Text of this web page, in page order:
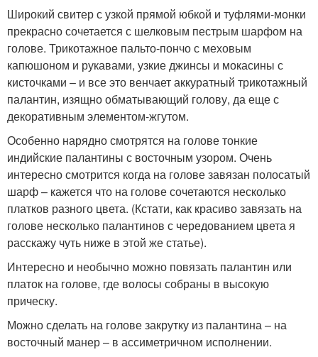
Широкий свитер с узкой прямой юбкой и туфлями-монки
прекрасно сочетается с шелковым пестрым шарфом на
голове. Трикотажное пальто-пончо с меховым
капюшоном и рукавами, узкие джинсы и мокасины с
кисточками – и все это венчает аккуратный трикотажный
палантин, изящно обматывающий голову, да еще с
декоративным элементом-жгутом.
Особенно нарядно смотрятся на голове тонкие
индийские палантины с восточным узором. Очень
интересно смотрится когда на голове завязан полосатый
шарф – кажется что на голове сочетаются несколько
платков разного цвета. (Кстати, как красиво завязать на
голове несколько палантинов с чередованием цвета я
расскажу чуть ниже в этой же статье).
Интересно и необычно можно повязать палантин или
платок на голове, где волосы собраны в высокую
прическу.
Можно сделать на голове закрутку из палантина – на
восточный манер – в ассиметричном исполнении.